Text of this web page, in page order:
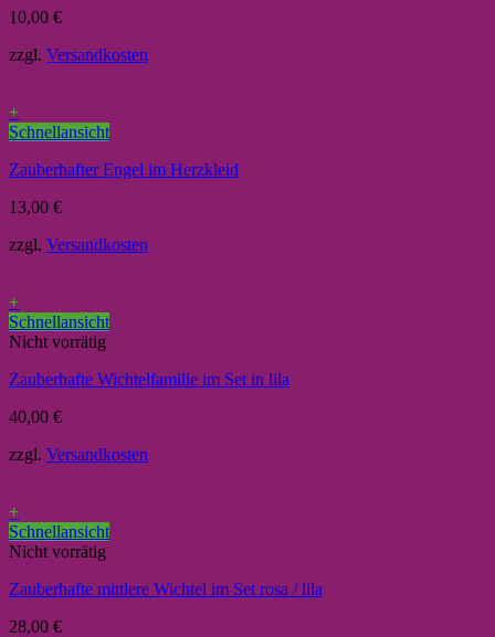
10,00 €
zzgl. Versandkosten
+
Schnellansicht
Zauberhafter Engel im Herzkleid
13,00 €
zzgl. Versandkosten
+
Schnellansicht
Nicht vorrätig
Zauberhafte Wichtelfamilie im Set in lila
40,00 €
zzgl. Versandkosten
+
Schnellansicht
Nicht vorrätig
Zauberhafte mittlere Wichtel im Set rosa / lila
28,00 €